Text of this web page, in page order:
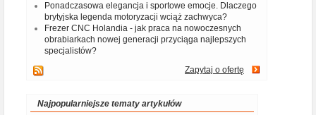
Ponadczasowa elegancja i sportowe emocje. Dlaczego
brytyjska legenda motoryzacji wciąż zachwyca?
Frezer CNC Holandia - jak praca na nowoczesnych
obrabiarkach nowej generacji przyciąga najlepszych
specjalistów?
Zapytaj o ofertę
Najpopularniejsze tematy artykułów